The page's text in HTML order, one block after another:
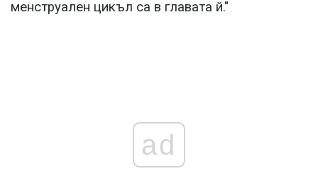
менструален цикъл са в главата й."
ad